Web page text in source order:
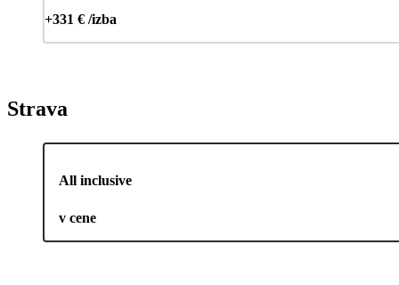
+331 € /izba
Strava
All inclusive
v cene